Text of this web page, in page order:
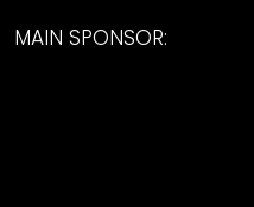
MAIN SPONSOR: